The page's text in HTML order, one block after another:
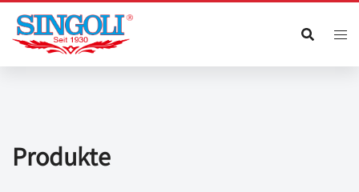
Zum
Inhalt
springen
Produkte